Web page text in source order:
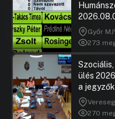
Győr
273
ülés
a
270